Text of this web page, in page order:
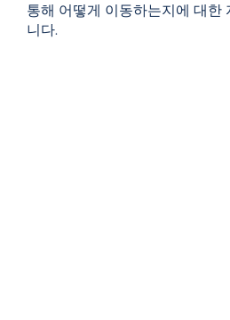
통해 어떻게 이동하는지에 대한
니다.